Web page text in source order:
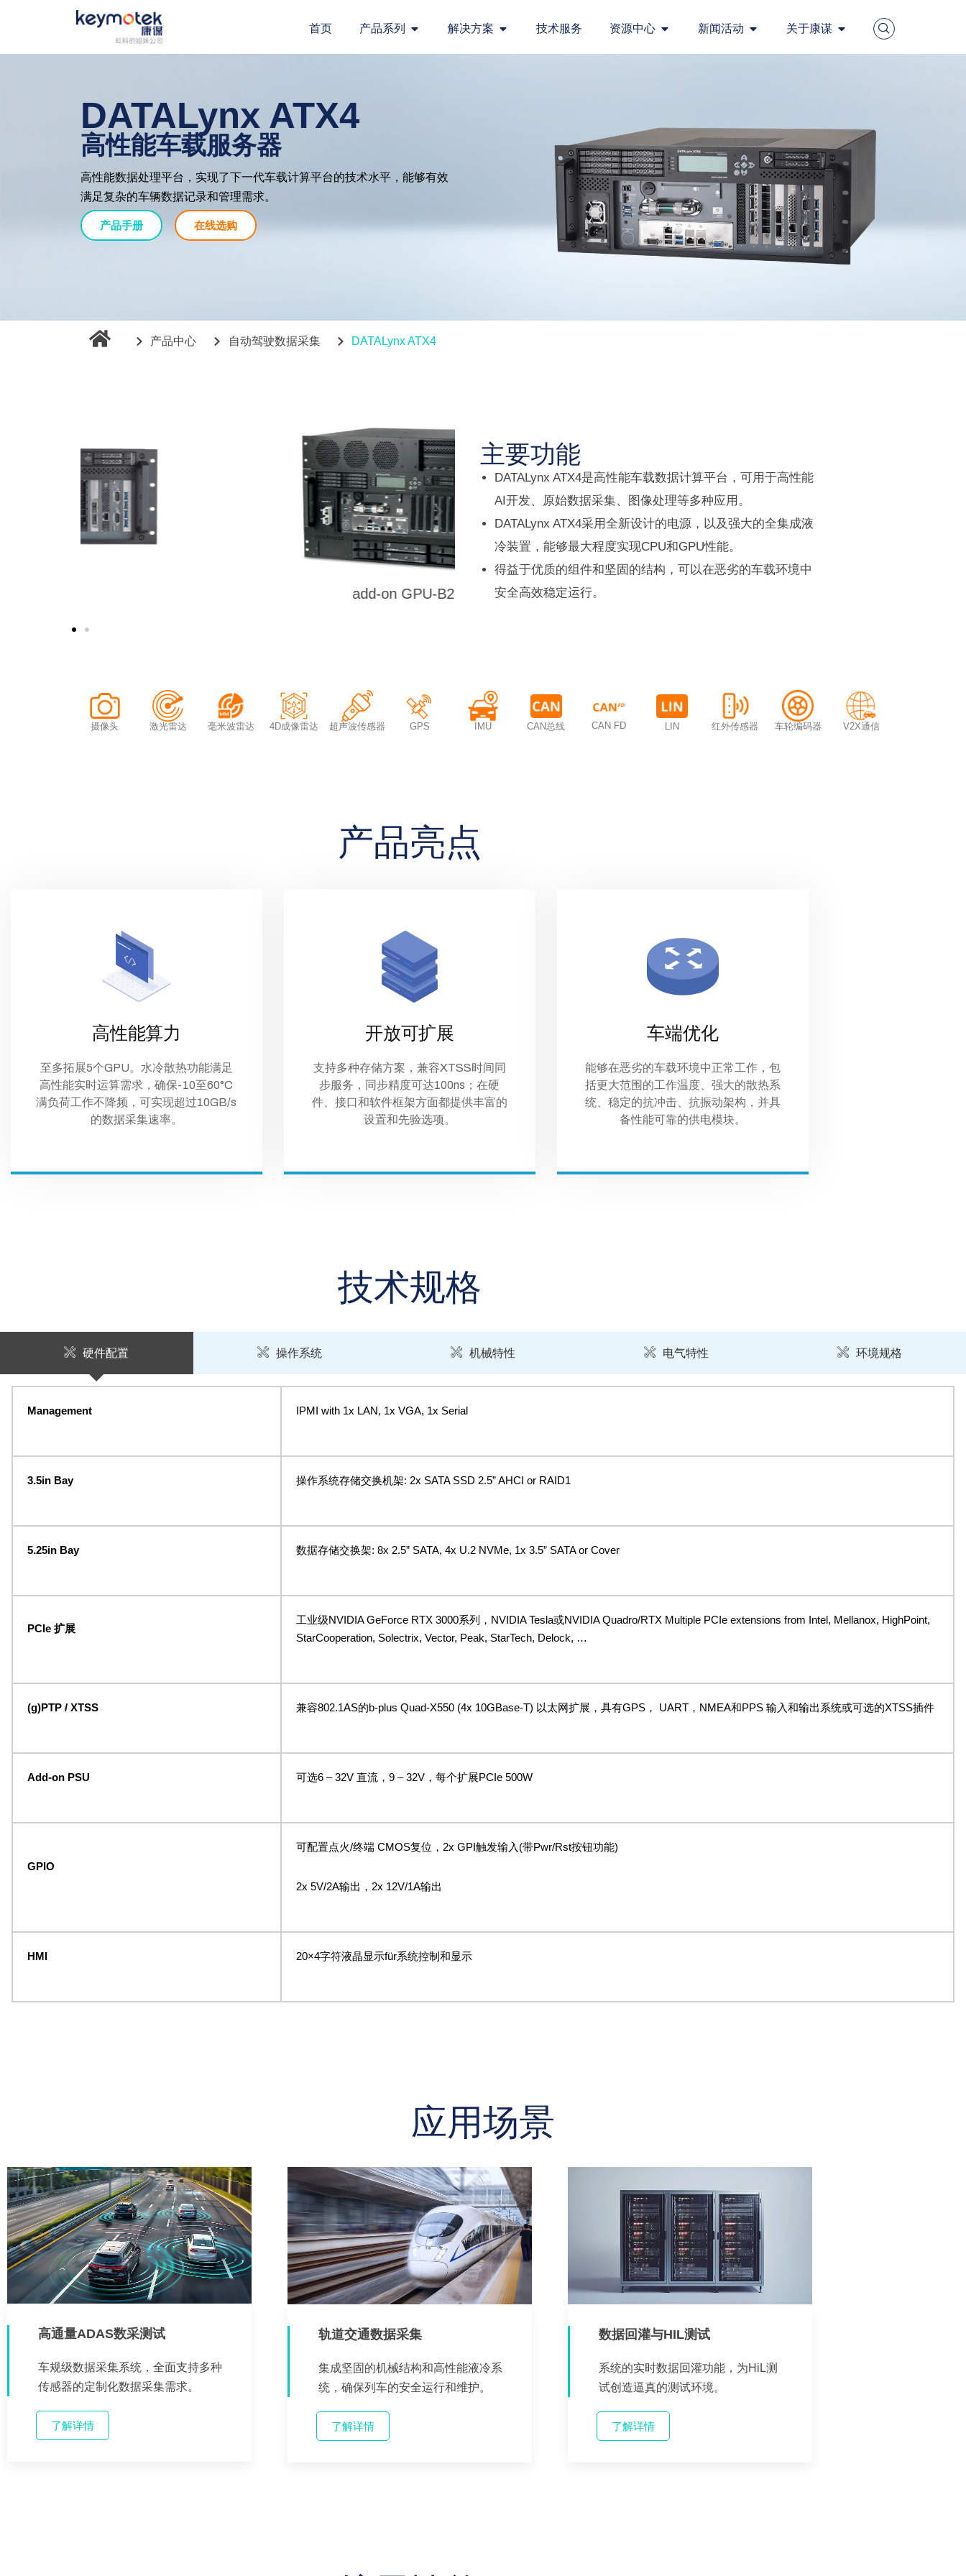
首页 产品系列 解决方案 技术服务 资源中心 新闻活动 关于康谋
DATALynx ATX4
高性能车载服务器
高性能数据处理平台，实现了下一代车载计算平台的技术水平，能够有效
满足复杂的车辆数据记录和管理需求。
产品手册 在线选购
产品中心 自动驾驶数据采集 DATALynx ATX4
主要功能
DATALynx ATX4是高性能车载数据计算平台，可用于高性能
AI开发、原始数据采集、图像处理等多种应用。
DATALynx ATX4采用全新设计的电源，以及强大的全集成液
冷装置，能够最大程度实现CPU和GPU性能。
得益于优质的组件和坚固的结构，可以在恶劣的车载环境中
安全高效稳定运行。
摄像头 激光雷达 毫米波雷达 4D成像雷达 超声波传感器 GPS IMU CAN总线 CAN FD LIN 红外传感器 车轮编码器 V2X通信
产品亮点
高性能算力
至多拓展5个GPU。水冷散热功能满足
高性能实时运算需求，确保-10至60°C
满负荷工作不降频，可实现超过10GB/s
的数据采集速率。
开放可扩展
支持多种存储方案，兼容XTSS时间同
步服务，同步精度可达100ns；在硬
件、接口和软件框架方面都提供丰富的
设置和先验选项。
车端优化
能够在恶劣的车载环境中正常工作，包
括更大范围的工作温度、强大的散热系
统、稳定的抗冲击、抗振动架构，并具
备性能可靠的供电模块。
技术规格
硬件配置 操作系统 机械特性 电气特性 环境规格
Management IPMI with 1x LAN, 1x VGA, 1x Serial
3.5in Bay 操作系统存储交换机架: 2x SATA SSD 2.5” AHCI or RAID1
5.25in Bay 数据存储交换架: 8x 2.5” SATA, 4x U.2 NVMe, 1x 3.5” SATA or Cover
PCIe 扩展
工业级NVIDIA GeForce RTX 3000系列，NVIDIA Tesla或NVIDIA Quadro/RTX Multiple PCIe extensions from Intel, Mellanox, HighPoint,
StarCooperation, Solectrix, Vector, Peak, StarTech, Delock, …
(g)PTP / XTSS 兼容802.1AS的b-plus Quad-X550 (4x 10GBase-T) 以太网扩展，具有GPS， UART，NMEA和PPS 输入和输出系统或可选的XTSS插件
Add-on PSU 可选6 – 32V 直流，9 – 32V，每个扩展PCIe 500W
GPIO
可配置点火/终端 CMOS复位，2x GPI触发输入(带Pwr/Rst按钮功能)
2x 5V/2A输出，2x 12V/1A输出
HMI 20×4字符液晶显示für系统控制和显示
应用场景
高通量ADAS数采测试
车规级数据采集系统，全面支持多种
传感器的定制化数据采集需求。
了解详情
轨道交通数据采集
集成坚固的机械结构和高性能液冷系
统，确保列车的安全运行和维护。
了解详情
数据回灌与HIL测试
系统的实时数据回灌功能，为HiL测
试创造逼真的测试环境。
了解详情